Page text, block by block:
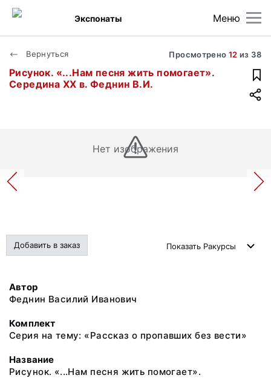
Меню
Экспонаты
Вернуться Просмотрено 12 из 38
Рисунок. «...Нам песня жить помогает».
Середина ХХ в. Феднин В.И.
Нет изображения
Добавить в заказ Показать Ракурсы
Автор
Феднин Василий Иванович
Комплект
Серия на тему: «Рассказ о пропавших без вести»
Название
Рисунок. «...Нам песня жить помогает».